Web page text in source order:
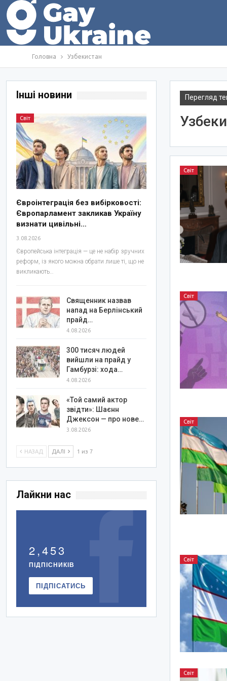
Головна Узбекистан
Перегляд
Світ
Світ
Світ
Світ
Світ
Інші новини
Світ
Євроінтеграція без вибірковості:
Європарламент закликав Україну
визнати цивільні…
3.08.2026
Європейська інтеграція — це не набір зручних
реформ, із якого можна обрати лише ті, що не
викликають…
Священник назвав
напад на Берлінський
прайд…
4.08.2026
300 тисяч людей
вийшли на прайд у
Гамбурзі: хода…
4.08.2026
«Той самий актор
звідти»: Шаєнн
Джексон — про нове…
3.08.2026
НАЗАД ДАЛІ 1 из 7
Лайкни нас
2,453
ПІДПІСНИКІВ
ПІДПІСАТИСЬ